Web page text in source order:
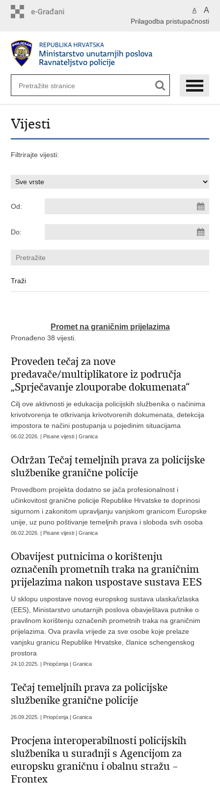
A A
Prilagodba pristupačnosti
Vijesti
Filtrirajte vijesti:
Od:
Do:
Promet na graničnim prijelazima
Pronađeno 38 vijesti.
Proveden tečaj za nove
predavače/multiplikatore iz područja
„Sprječavanje zlouporabe dokumenata“
Cilj ove aktivnosti je edukacija policijskih službenika o načinima
krivotvorenja te otkrivanja krivotvorenih dokumenata, detekcija
impostora te načini postupanja u pojedinim situacijama
06.02.2026. | Pisane vijesti | Granica
Održan Tečaj temeljnih prava za policijske
službenike granične policije
Provedbom projekta dodatno se jača profesionalnost i
učinkovitost granične policije Republike Hrvatske te doprinosi
sigurnom i zakonitom upravljanju vanjskom granicom Europske
unije, uz puno poštivanje temeljnih prava i sloboda svih osoba
06.02.2026. | Pisane vijesti | Granica
Obavijest putnicima o korištenju
označenih prometnih traka na graničnim
prijelazima nakon uspostave sustava EES
U sklopu uspostave novog europskog sustava ulaska/izlaska
(EES), Ministarstvo unutarnjih poslova obavještava putnike o
pravilnom korištenju označenih prometnih traka na graničnim
prijelazima. Ova pravila vrijede za sve osobe koje prelaze
vanjsku granicu Republike Hrvatske, članice schengenskog
prostora
24.10.2025. | Priopćenja | Granica
Tečaj temeljnih prava za policijske
službenike granične policije
26.09.2025. | Priopćenja | Granica
Procjena interoperabilnosti policijskih
službenika u suradnji s Agencijom za
europsku graničnu i obalnu stražu –
Frontex